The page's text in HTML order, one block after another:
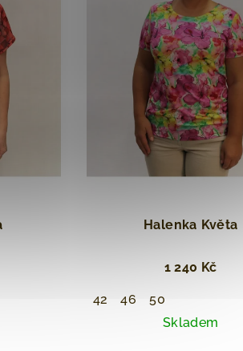
Halenka ⁠Květa
1 240 Kč
42 46
50
Skladem